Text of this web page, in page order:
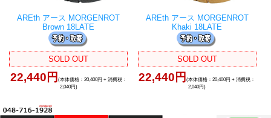
AREth アース MORGENROT
Brown 18LATE
SOLD OUT
22,440円 (本体価格：20,400円 + 消費税：
2,040円)
AREth アース MORGENROT
Khaki 18LATE
SOLD OUT
22,440円(本体価格：20,400円 + 消費税：
2,040円)